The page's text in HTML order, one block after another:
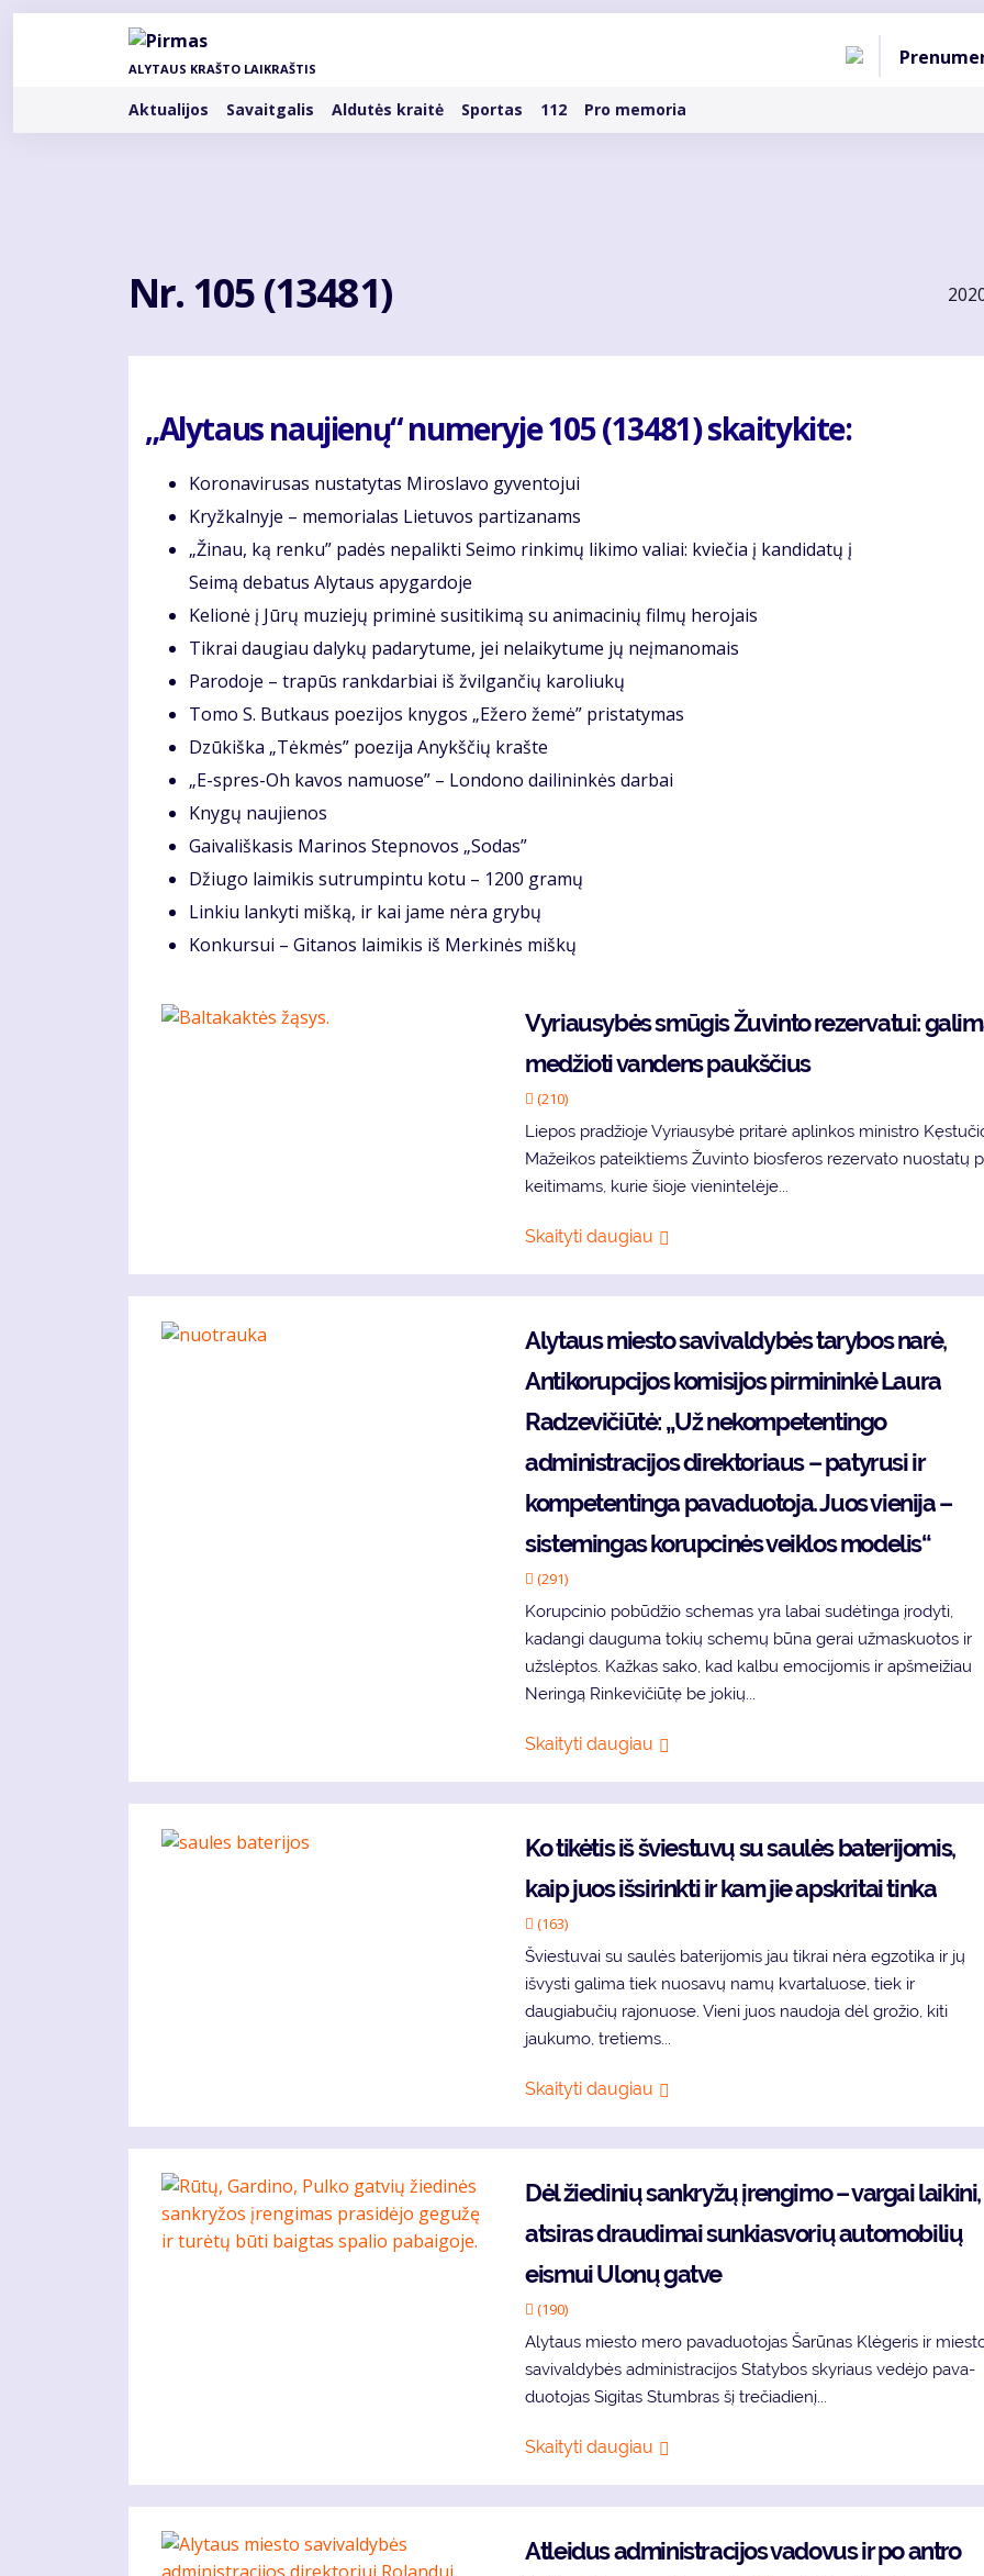
Pereiti
ALYTAUS KRAŠTO LAIKRAŠTIS
Rubrikos
Aktualijos Savaitgalis Aldutės kraitė Sportas 112 Pro memoria
Nr. 105 (13481)
„Alytaus naujienų“ numeryje 105 (13481) skaitykite:
Ko­ro­na­vi­ru­sas nu­sta­ty­tas Mi­ros­la­vo gy­ven­to­jui
Kryž­kal­ny­je – me­mo­ria­las Lie­tu­vos par­ti­za­nams
„Ži­nau, ką ren­ku” pa­dės ne­pa­lik­ti Sei­mo rin­ki­mų li­ki­mo va­liai: kvie­čia į kan­di­da­tų į
Sei­mą de­ba­tus Aly­taus apy­gar­do­je
Ke­lio­nė į Jū­rų mu­zie­jų pri­mi­nė su­si­ti­ki­mą su ani­ma­ci­nių fil­mų he­ro­jais
Tik­rai dau­giau da­ly­kų pa­da­ry­tu­me, jei ne­lai­ky­tu­me jų ne­įma­no­mais
Pa­ro­do­je – tra­pūs rank­dar­biai iš žvil­gan­čių ka­ro­liu­kų
To­mo S. But­kaus po­ezi­jos kny­gos „Eže­ro že­mė” pri­sta­ty­mas
Dzūkiška „Tėk­mės” po­ezi­ja Anykš­čių kraš­te
„E-spres-Oh ka­vos na­muo­se” – Lon­do­no dai­li­nin­kės dar­bai
Knygų naujienos
Gai­va­liš­ka­sis Ma­ri­nos Step­no­vos „So­das”
Džiu­go lai­mi­kis su­trum­pin­tu ko­tu – 1200 gra­mų
Lin­kiu lan­ky­ti miš­ką, ir kai ja­me nė­ra gry­bų
Kon­kur­sui – Gi­ta­nos lai­mi­kis iš Mer­ki­nės miš­kų
Vy­riau­sy­bės smū­gis Žu­vin­to re­zer­va­tui:
me­džio­ti van­dens paukš­čius
(210)
Lie­pos pra­džio­je Vy­riau­sy­bė pri­ta­rė ap­lin­kos mi­nist­ro
Ma­žei­kos pa­teik­tiems Žu­vin­to bios­fe­ros re­zer­va­to nuo­sta­tų
kei­ti­mams, ku­rie šio­je vie­nin­te­lė­je...
Skaityti daugiau
Alytaus miesto savivaldybės tarybos narė,
Antikorupcijos komisijos pirmininkė Laura
Radzevičiūtė: „Už nekompetentingo
administracijos direktoriaus – patyrusi ir
kompetentinga pavaduotoja. Juos vienija –
sistemingas korupcinės veiklos modelis“
(291)
Korupcinio pobūdžio schemas yra labai sudėtinga įrodyti,
kadangi dauguma tokių schemų būna gerai užmaskuotos ir
užslėptos. Kažkas sako, kad kalbu emocijomis ir apšmeižiau
Neringą Rinkevičiūtę be jokių...
Skaityti daugiau
Ko tikėtis iš šviestuvų su saulės baterijomis,
kaip juos išsirinkti ir kam jie apskritai tinka
(163)
Šviestuvai su saulės baterijomis jau tikrai nėra egzotika ir jų
išvysti galima tiek nuosavų namų kvartaluose, tiek ir
daugiabučių rajonuose. Vieni juos naudoja dėl grožio, kiti
jaukumo, tretiems...
Skaityti daugiau
Dėl žie­di­nių san­kry­žų įren­gi­mo – var­gai lai­ki­ni,
at­si­ras drau­di­mai sun­kias­vo­rių au­to­mo­bi­lių
eis­mui Ulo­nų gat­ve
(190)
Aly­taus mies­to me­ro pa­va­duo­to­jas Ša­rū­nas Klė­ge­ris ir
sa­vi­val­dy­bės ad­mi­nist­ra­ci­jos Sta­ty­bos sky­riaus ve­dė­jo pa­va­
duo­to­jas Si­gi­tas Stumb­ras šį tre­čia­die­nį...
Skaityti daugiau
At­lei­dus ad­mi­nist­ra­ci­jos va­do­vus ir po an­tro